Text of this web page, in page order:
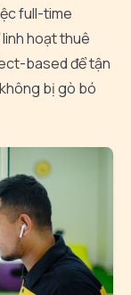
full-time
hoạt thuê
based để tận
bị gò bó